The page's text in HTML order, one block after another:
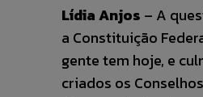
Lídia Anjos – A
a Constituição
gente tem hoje, e
criados os